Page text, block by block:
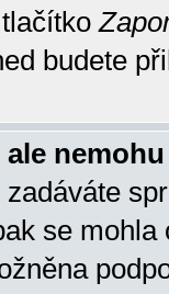
tlačítko
budete
se